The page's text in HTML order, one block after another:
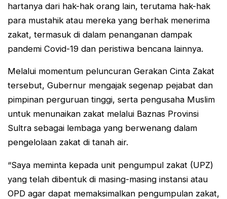
hartanya dari hak-hak orang lain, terutama hak-hak
para mustahik atau mereka yang berhak menerima
zakat, termasuk di dalam penanganan dampak
pandemi Covid-19 dan peristiwa bencana lainnya.
Melalui momentum peluncuran Gerakan Cinta Zakat
tersebut, Gubernur mengajak segenap pejabat dan
pimpinan perguruan tinggi, serta pengusaha Muslim
untuk menunaikan zakat melalui Baznas Provinsi
Sultra sebagai lembaga yang berwenang dalam
pengelolaan zakat di tanah air.
“Saya meminta kepada unit pengumpul zakat (UPZ)
yang telah dibentuk di masing-masing instansi atau
OPD agar dapat memaksimalkan pengumpulan zakat,